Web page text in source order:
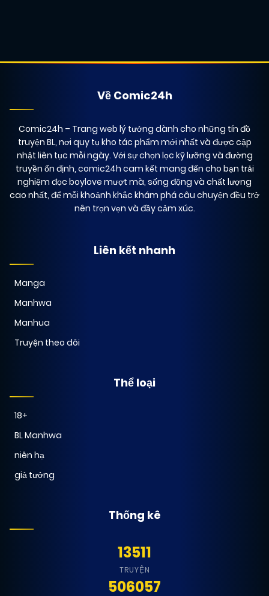
Về Comic24h
Comic24h – Trang web lý tưởng dành cho những tín đồ
truyện BL, nơi quy tụ kho tác phẩm mới nhất và được cập
nhật liên tục mỗi ngày. Với sự chọn lọc kỹ lưỡng và đường
truyền ổn định, comic24h cam kết mang đến cho bạn trải
nghiệm đọc boylove mượt mà, sống động và chất lượng
cao nhất, để mỗi khoảnh khắc khám phá câu chuyện đều trở
nên trọn vẹn và đầy cảm xúc.
Liên kết nhanh
Manga
Manhwa
Manhua
Truyện theo dõi
Thể loại
18+
BL Manhwa
niên hạ
giả tưởng
Thống kê
13511
TRUYỆN
506057